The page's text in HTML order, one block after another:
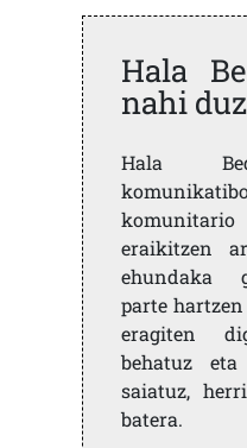
Hala
nahi
Hala
komunitario
eraikitzen
ehundaka
parte
eragiten
behatuz
saiatuz,
batera.